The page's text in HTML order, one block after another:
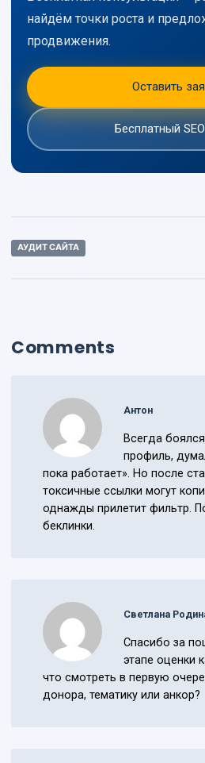
найдём точки роста и
продвижения.
Оставить
Бесплатный
АУДИТ САЙТА
Comments
Антон
Всегда
профиль,
пока работает». Но после
токсичные ссылки могут
однажды прилетит фильтр.
беклинки.
Светлана
Спасибо за
этапе оценки
что смотреть в первую
донора, тематику или анкор?